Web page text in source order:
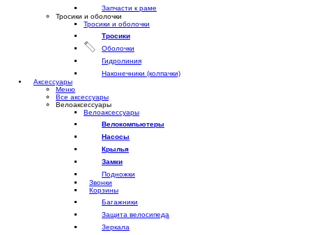
Запчасти к раме
Тросики и оболочки
Тросики и оболочки
Тросики
Оболочки
Гидролиния
Наконечники (колпачки)
Аксессуары
Меню
Все аксессуары
Велоаксессуары
Велоаксессуары
Велокомпьютеры
Насосы
Крылья
Замки
Подножки
Звонки
Корзины
Багажники
Защита велосипеда
Зеркала